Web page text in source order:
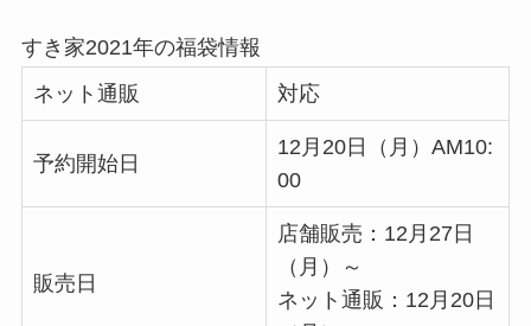
すき家2021年の福袋情報
ネット通販
対応
予約開始日
12月20日（月）AM10:
00
販売日
店舗販売：12月27日
（月）～
ネット通販：12月20日